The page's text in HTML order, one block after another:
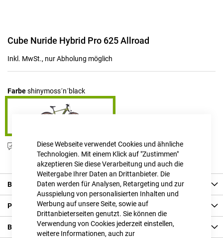
Diese Webseite verwendet Cookies und ähnliche
Technologien. Mit einem Klick auf "Zustimmen"
akzeptieren Sie diese Verarbeitung und auch die
Weitergabe Ihrer Daten an Drittanbieter. Die
Daten werden für Analysen, Retargeting und zur
Ausspielung von personalisierten Inhalten und
Werbung auf unsere Seite, sowie auf
Drittanbieterseiten genutzt. Sie können die
Verwendung von Cookies jederzeit einstellen,
weitere Informationen, auch zur
Zum
der
Cube Nuride Hybrid Pro 625 Allroad
Inkl. MwSt., nur Abholung möglich
Farbeshinymoss´n´black
Produktanfrage stellen
Beschreibung
Produkt Details
Bewertungen